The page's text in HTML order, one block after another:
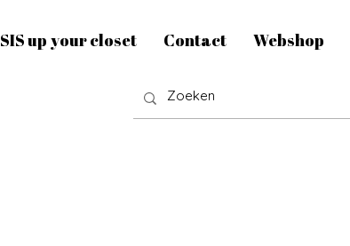
SIS up your closet Contact Webshop